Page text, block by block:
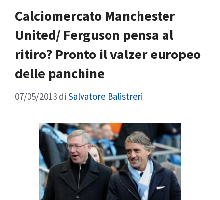
Calciomercato Manchester
United/ Ferguson pensa al
ritiro? Pronto il valzer europeo
delle panchine
07/05/2013 di Salvatore Balistreri